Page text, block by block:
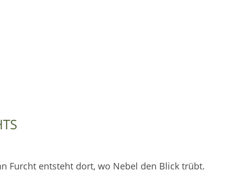
Furcht entsteht dort, wo Nebel den Blick trübt.